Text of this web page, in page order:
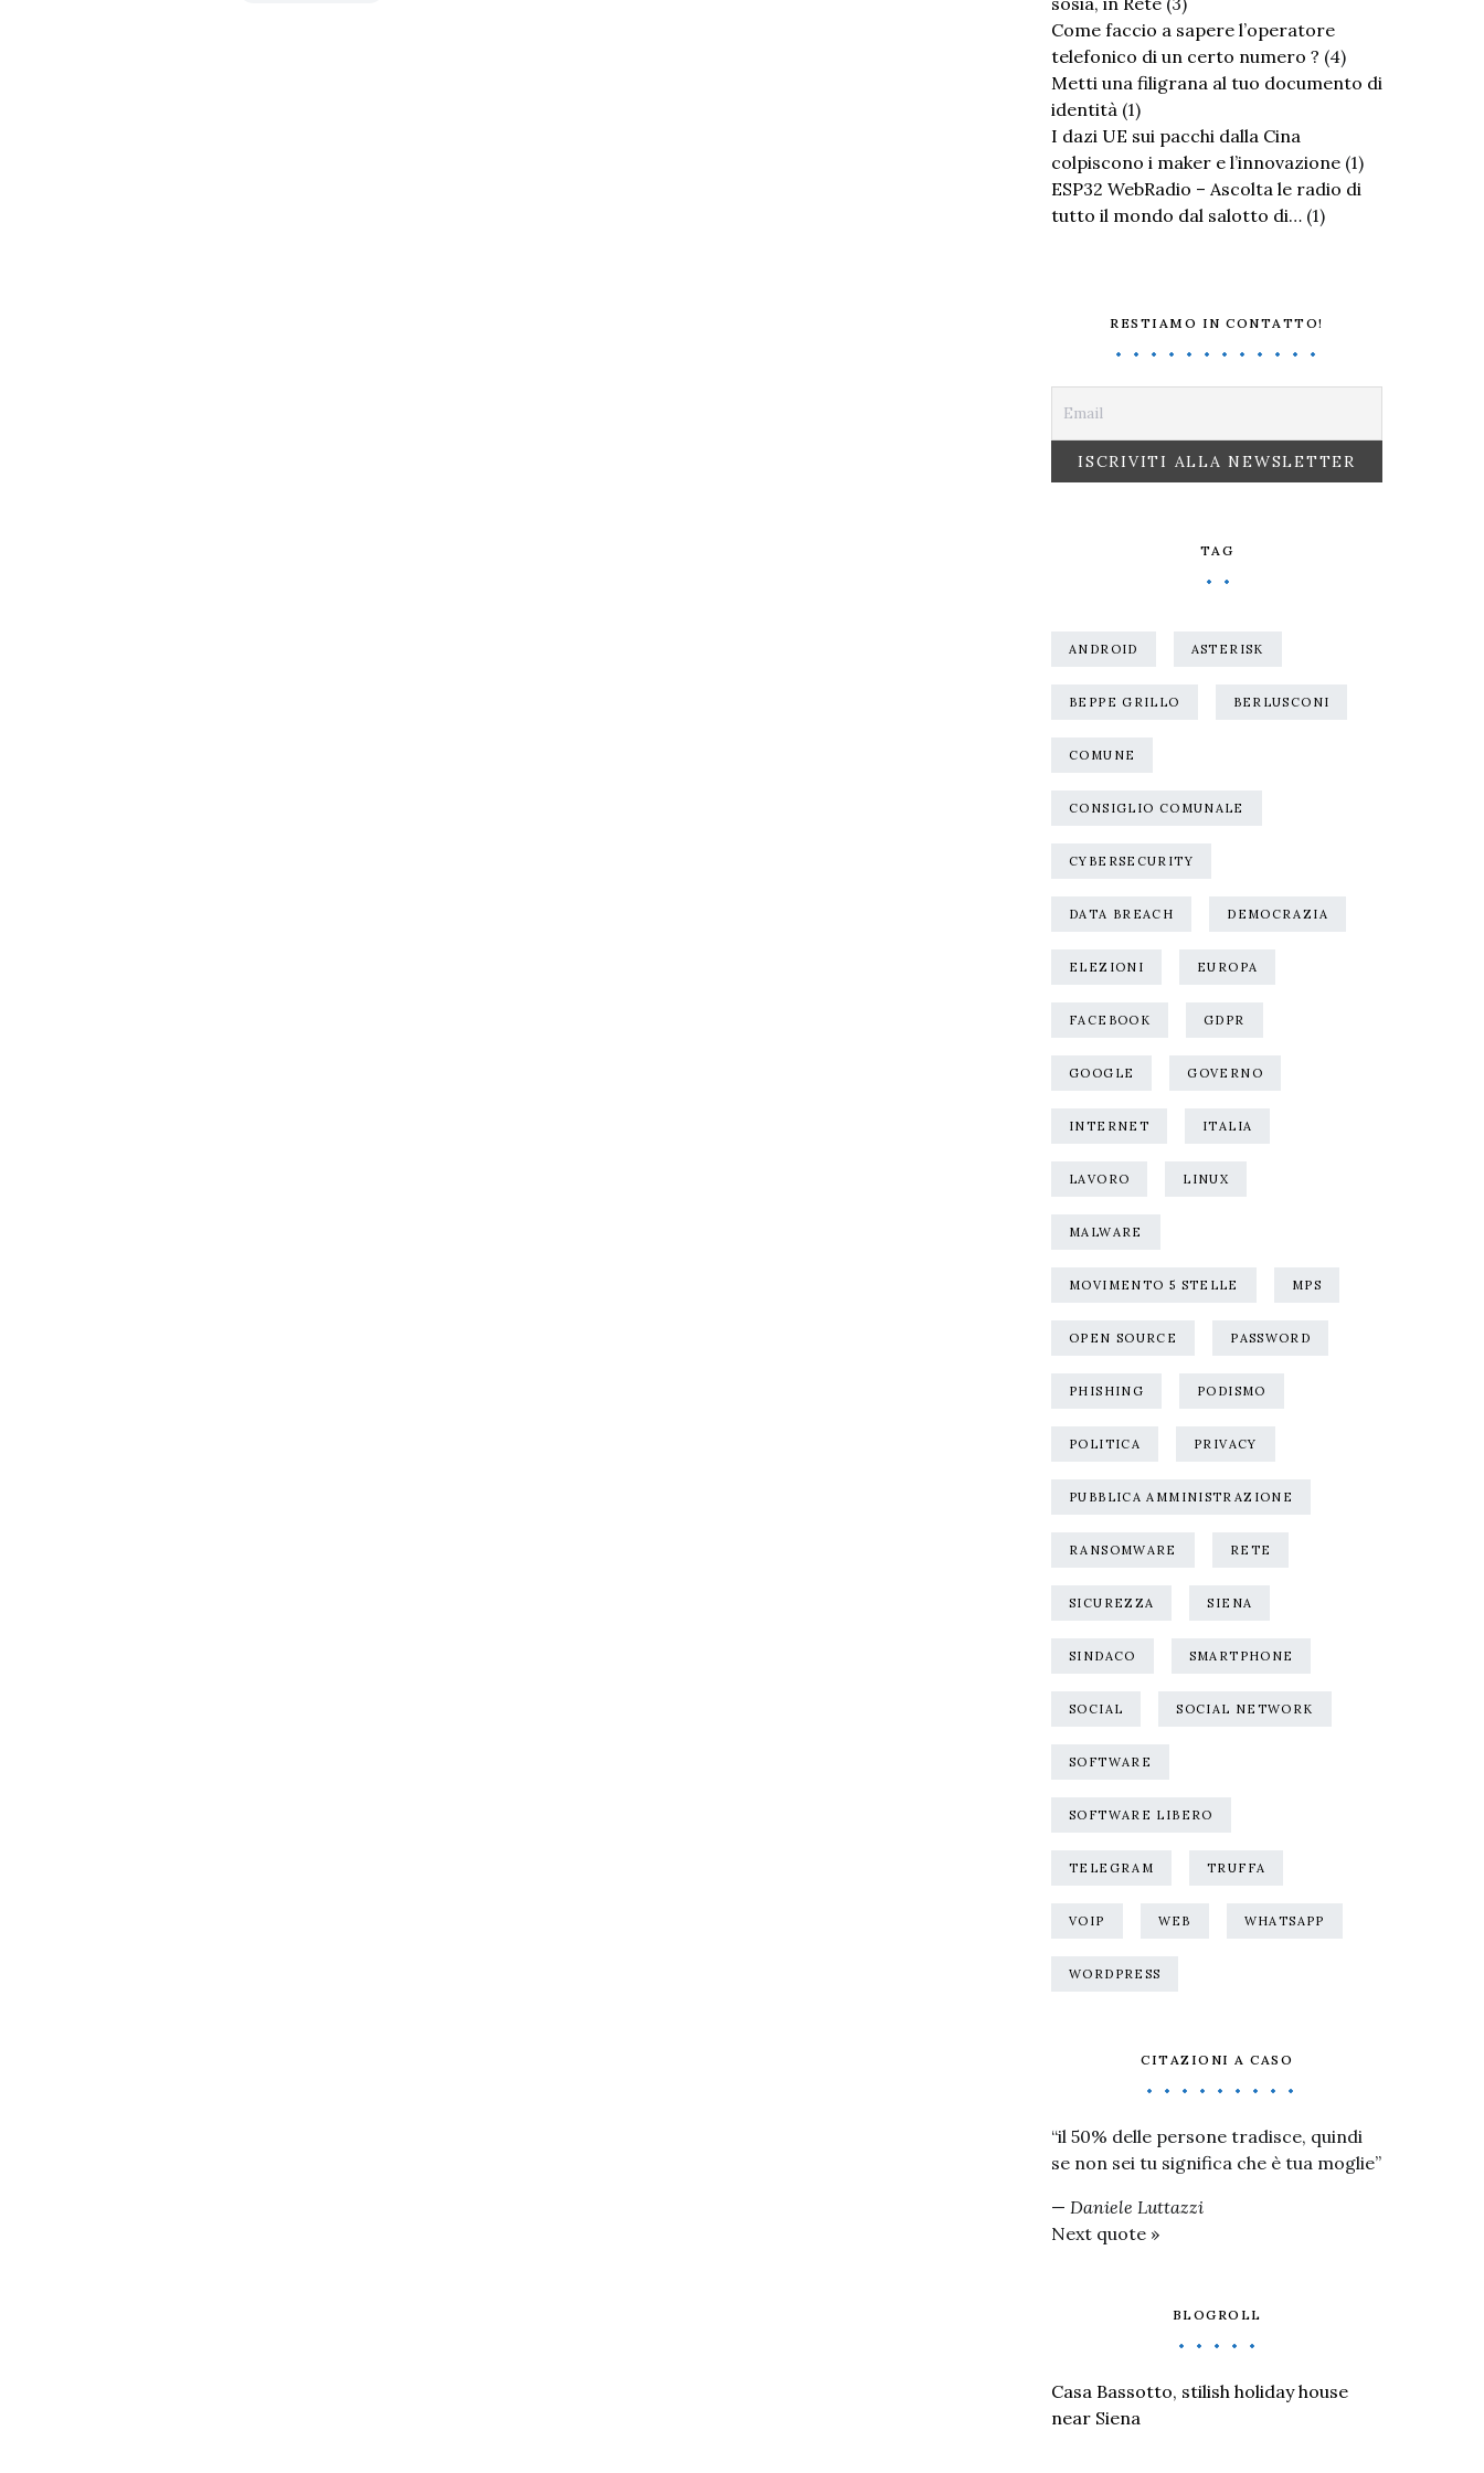
Come faccio a sapere l’operatore
telefonico di un certo numero ? (4)
Metti una filigrana al tuo documento di
identità (1)
I dazi UE sui pacchi dalla Cina
colpiscono i maker e l’innovazione (1)
ESP32 WebRadio – Ascolta le radio di
tutto il mondo dal salotto di… (1)
RESTIAMO IN CONTATTO!
TAG
ANDROID ASTERISK
BEPPE GRILLO BERLUSCONI
COMUNE
CONSIGLIO COMUNALE
CYBERSECURITY
DATA BREACH DEMOCRAZIA
ELEZIONI EUROPA
FACEBOOK GDPR
GOOGLE GOVERNO
INTERNET ITALIA
LAVORO LINUX
MALWARE
MOVIMENTO 5 STELLE MPS
OPEN SOURCE PASSWORD
PHISHING PODISMO
POLITICA PRIVACY
PUBBLICA AMMINISTRAZIONE
RANSOMWARE RETE
SICUREZZA SIENA
SINDACO SMARTPHONE
SOCIAL SOCIAL NETWORK
SOFTWARE
SOFTWARE LIBERO
TELEGRAM TRUFFA
VOIP WEB WHATSAPP
WORDPRESS
CITAZIONI A CASO
“il 50% delle persone tradisce, quindi
se non sei tu significa che è tua moglie”
— Daniele Luttazzi
Next quote »
BLOGROLL
Casa Bassotto, stilish holiday house
near Siena